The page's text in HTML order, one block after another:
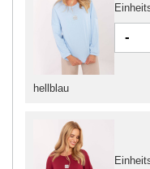
hellblau
-